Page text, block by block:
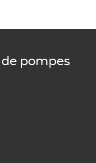
pompes